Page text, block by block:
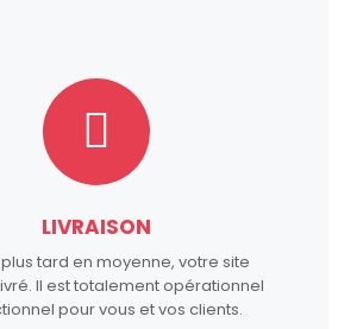
LIVRAISON
plus tard en moyenne, votre site
Il est totalement opérationnel
pour vous et vos clients.